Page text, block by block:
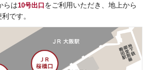
らは10号出口をご利用いただき、地上から
です。